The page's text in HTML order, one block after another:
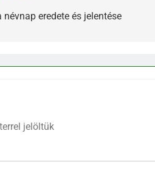
névnap eredete és jelentése
jelöltük